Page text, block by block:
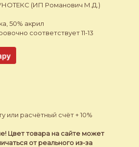
(ИП Романович М.Д.)
50% акрил
соответствует 11-13
или расчётный счёт + 10%
Цвет товара на сайте может
от реального из-за